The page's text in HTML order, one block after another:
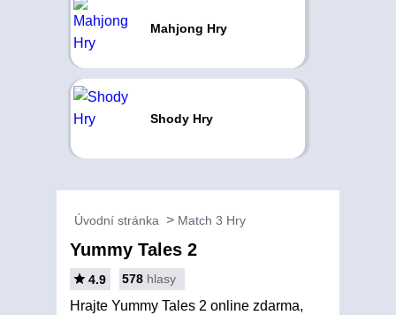
Mahjong Hry
Shody Hry
Úvodní stránka Match 3 Hry
Yummy Tales 2
4.9 578 hlasy
Hrajte Yummy Tales 2 online zdarma,